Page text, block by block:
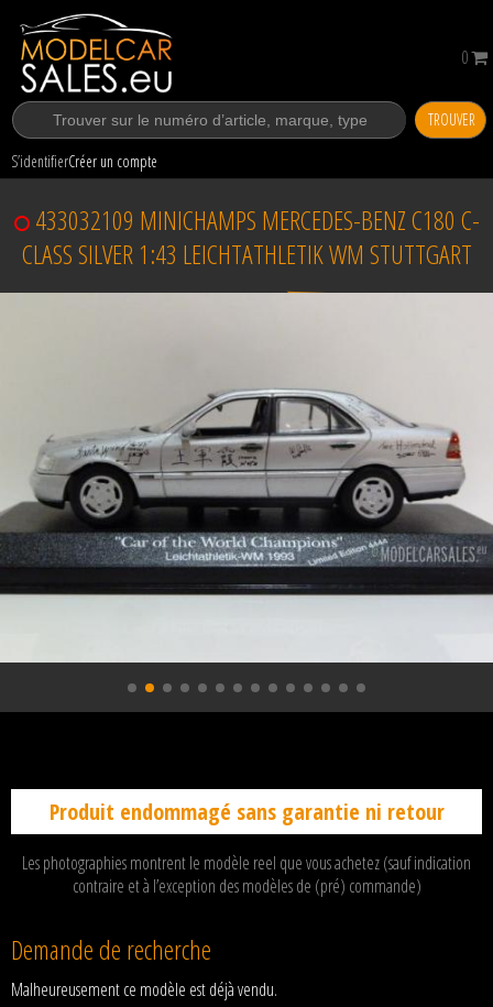
TROUVER
S’identifierCréer un compte
0
433032109 MINICHAMPS MERCEDES-BENZ C180 C-
CLASS SILVER 1:43 LEICHTATHLETIK WM STUTTGART
Produit endommagé sans garantie ni retour
Les photographies montrent le modèle reel que vous achetez (sauf indication
contraire et à l’exception des modèles de (pré) commande)
Demande de recherche
Malheureusement ce modèle est déjà vendu.